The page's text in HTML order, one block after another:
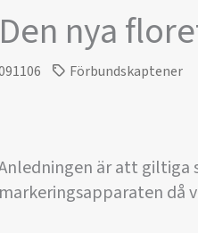
Den nya
Förbundskaptener
är att giltiga
markeringsapparaten då